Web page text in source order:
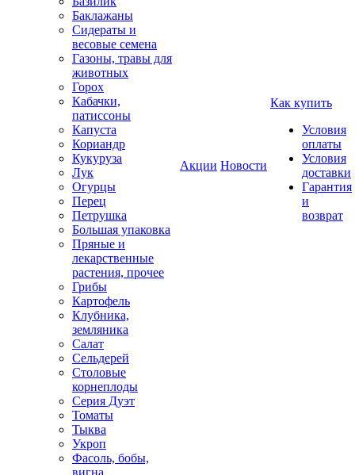
Баклажаны
Сидераты и
весовые семена
Газоны, травы для
животных
Горох
Кабачки,
патиссоны
Капуста
Кориандр
Кукуруза
Лук
Огурцы
Перец
Петрушка
Большая упаковка
Пряные и
лекарственные
растения, прочее
Грибы
Картофель
Клубника,
земляника
Салат
Сельдерей
Столовые
корнеплоды
Серия Дуэт
Томаты
Тыква
Укроп
Фасоль, бобы,
вигна
Акции Новости
Как купить
Условия
оплаты
Условия
доставки
Гарантия
и
возврат